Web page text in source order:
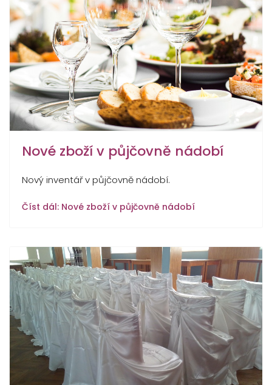
Nové zboží v půjčovně nádobí
Nový inventář v půjčovně nádobí.
Číst dál: Nové zboží v půjčovně nádobí